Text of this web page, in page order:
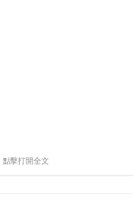
點擊打開全文